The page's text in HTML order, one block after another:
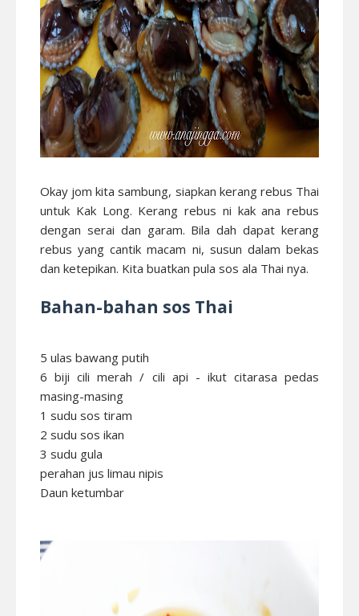
Okay jom kita sambung, siapkan kerang rebus Thai
untuk Kak Long. Kerang rebus ni kak ana rebus
dengan serai dan garam. Bila dah dapat kerang
rebus yang cantik macam ni, susun dalam bekas
dan ketepikan. Kita buatkan pula sos ala Thai nya.
Bahan-bahan sos Thai
5 ulas bawang putih
6 biji cili merah / cili api - ikut citarasa pedas
masing-masing
1 sudu sos tiram
2 sudu sos ikan
3 sudu gula
perahan jus limau nipis
Daun ketumbar